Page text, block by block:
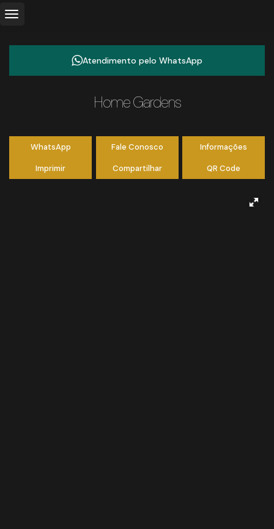
Atendimento pelo WhatsApp
Home Gardens
WhatsApp Fale Conosco Informações
Imprimir Compartilhar QR Code